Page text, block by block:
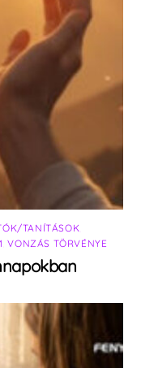
TANÍTÁSOK
,VONZÁS TÖRVÉNYE